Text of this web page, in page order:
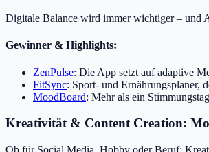
Digitale Balance wird immer wichtiger – und
Gewinner & Highlights:
ZenPulse: Die App setzt auf adaptive
FitSync: Sport- und Ernährungsplaner,
MoodBoard: Mehr als ein
Kreativität & Content Creation:
Ob für Social Media, Hobby oder Beruf: